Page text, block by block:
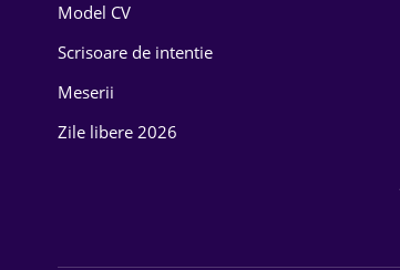
Farma
Model CV
Scrisoare de intentie
Meserii
Zile libere 2026